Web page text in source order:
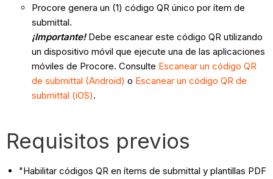
Procore genera un (1) código QR único por ítem de
submittal.
¡Importante!Debe escanear este código QR utilizando
un dispositivo móvil que ejecute una de las aplicaciones
móviles de Procore. Consulte Escanear un código QR
de submittal (Android) o Escanear un código QR de
submittal (iOS).
Requisitos previos
"Habilitar códigos QR en ítems de submittal y plantillas PDF